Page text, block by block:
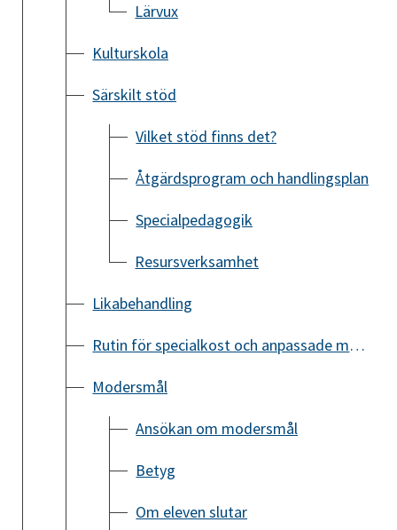
Lärvux
Kulturskola
Särskilt stöd
Vilket stöd finns det?
Åtgärdsprogram och handlingsplan
Specialpedagogik
Resursverksamhet
Likabehandling
Rutin för specialkost och anpassade måltider
Modersmål
Ansökan om modersmål
Betyg
Om eleven slutar